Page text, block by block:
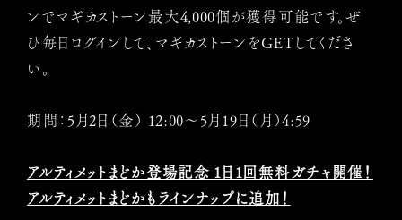
ンでマギカストーン最大4,000個が獲得可能です。ぜ
ひ毎日ログインして、マギカストーンをGETしてくださ
い。
期間：5月2日（金） 12:00〜5月19日（月）4:59
アルティメットまどか登場記念 1日1回無料ガチャ開催！
アルティメットまどかもラインナップに追加！